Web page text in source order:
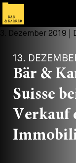
Anwälte
Expertise
Deals & Cases
Corporate News
Publikationen
Briefing
Über Bär & Karrer
13.
Bär &
Suisse
Verkauf